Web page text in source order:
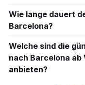
Wie lange dauert
Barcelona?
Welche sind die
nach Barcelona ab
anbieten?